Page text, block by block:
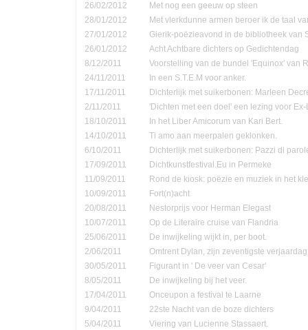
26/02/2012
Met nog een geeuw op steen
28/01/2012
Met vlerkdunne armen beroer ik de taal
27/01/2012
Gierik-poëzieavond in de bibliotheek van
26/01/2012
Acht Achtbare dichters op Gedichtendag
8/12/2011
Voorstelling van de bundel 'Equinox' van
24/11/2011
In een S.T.E.M voor anker.
17/11/2011
Dichterlijk met suikerbonen: Marleen
2/11/2011
'Dichten met een doel' een lezing voor
18/10/2011
In het Liber Amicorum van Kari Bert.
14/10/2011
Ti amo aan meerpalen geklonken.
6/10/2011
Dichterlijk met suikerbonen: Pazzi di
17/09/2011
Dichtkunstfestival.Eu in Permeke
11/09/2011
Rond de kiosk: poëzie en muziek in het
10/09/2011
Fort(n)acht
20/08/2011
Nestorprijs voor Herman Elegast
10/07/2011
Op de Literaire cruise van Flandria
25/06/2011
De inwijkeling wijkt in, per boot.
2/06/2011
Omtrent Dylan, zijn zeventigste verjaardag
30/05/2011
Figurant in ' De veer van Cesar'
8/05/2011
De inwijkeling bij het veer.
17/04/2011
Onceupon a festival te Laarne
9/04/2011
22ste Nacht van de boze dichters
5/04/2011
Viering van Lucienne Stassaert.